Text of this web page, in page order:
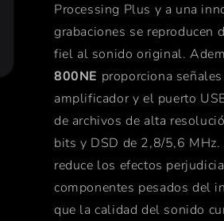
Processing Plus y a una
grabaciones se reproducen
fiel al sonido original.
800NE proporciona
amplificador y el puerto
de archivos de alta
bits y DSD de 2,8/5,6
reduce los efectos
componentes pesados del
que la calidad del sonido